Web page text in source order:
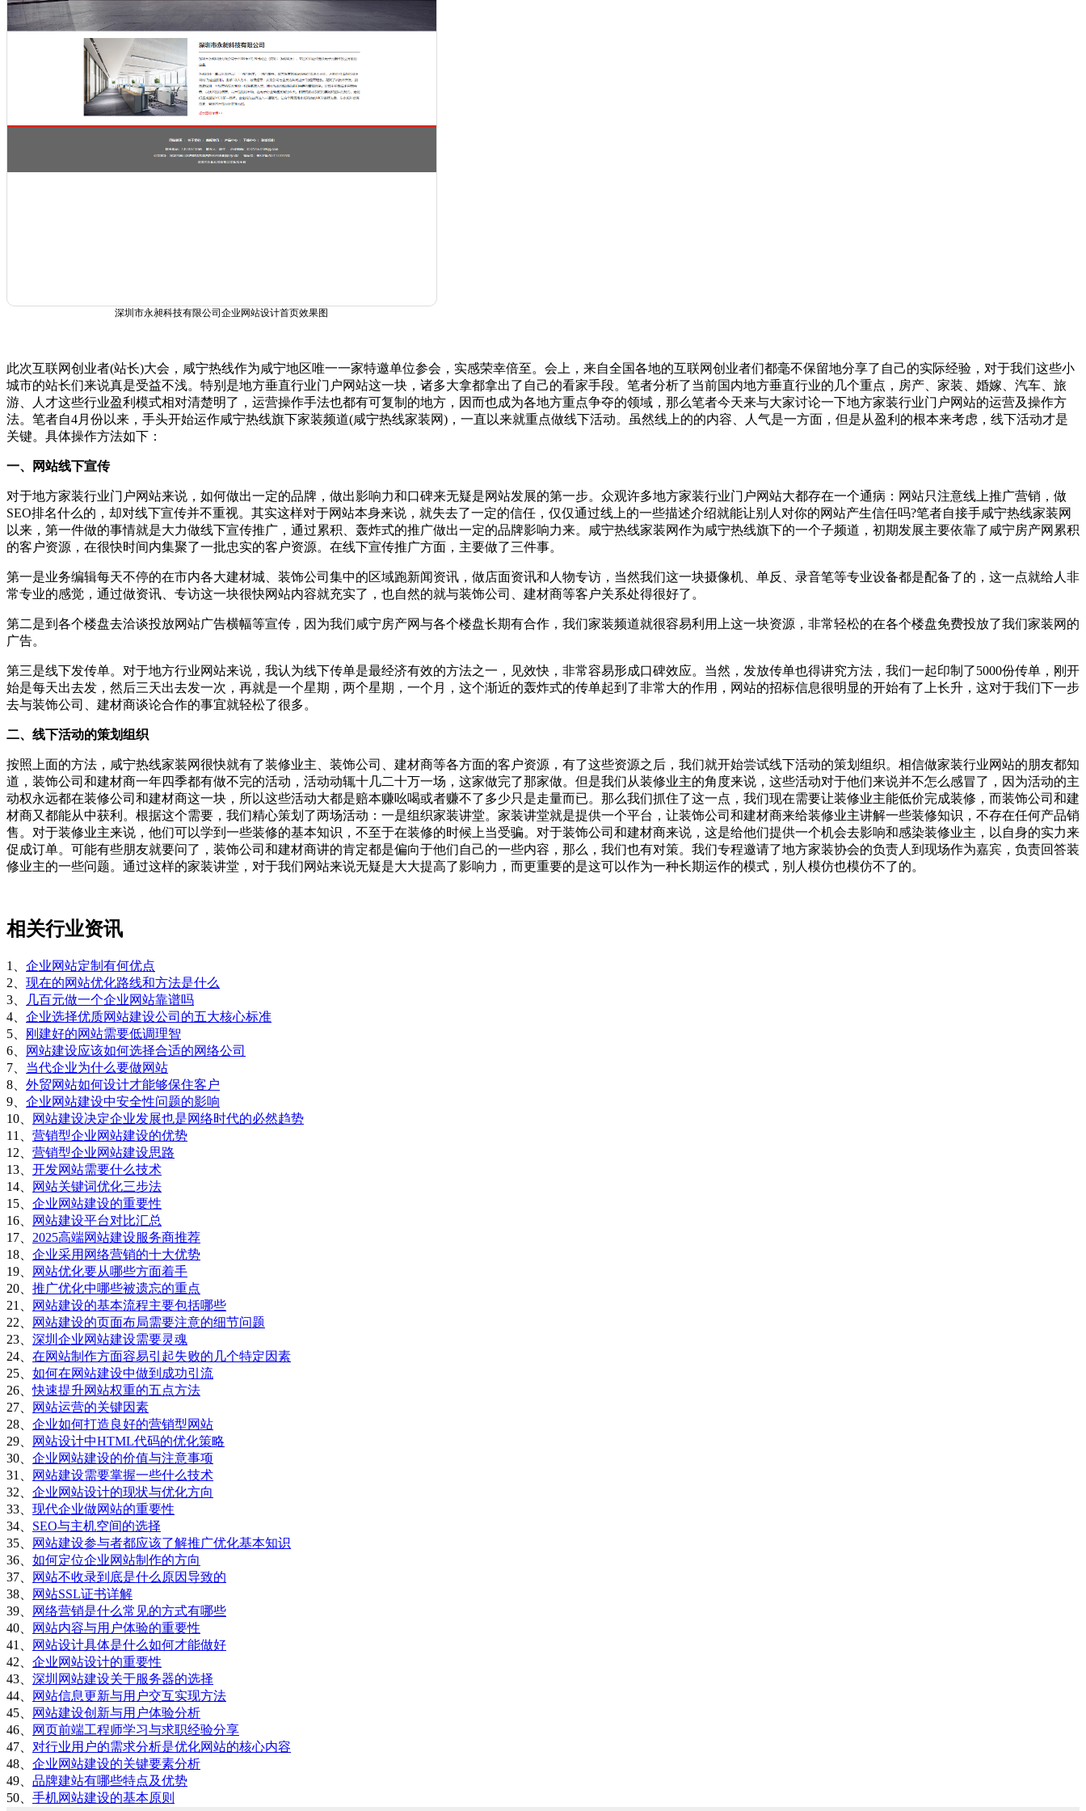
深圳市永昶科技有限公司企业网站设计首页效果图
此次互联网创业者(站长)大会，咸宁热线作为咸宁地区唯一一家特邀单位参会，实感荣幸倍至。会上，来自全国各地的互联网创业者们都毫不保留地分享了自己的实际经验，对于我们这些小
城市的站长们来说真是受益不浅。特别是地方垂直行业门户网站这一块，诸多大拿都拿出了自己的看家手段。笔者分析了当前国内地方垂直行业的几个重点，房产、家装、婚嫁、汽车、旅
游、人才这些行业盈利模式相对清楚明了，运营操作手法也都有可复制的地方，因而也成为各地方重点争夺的领域，那么笔者今天来与大家讨论一下地方家装行业门户网站的运营及操作方
法。 笔者自4月份以来，手头开始运作咸宁热线旗下家装频道(咸宁热线家装网)，一直以来就重点做线下活动。虽然线上的的内容、人气是一方面，但是从盈利的根本来考虑，线下活动才是
关键。具体操作方法如下：
一、网站线下宣传
对于地方家装行业门户网站来说，如何做出一定的品牌，做出影响力和口碑来无疑是网站发展的第一步。众观许多地方家装行业门户网站大都存在一个通病：网站只注意线上推广营销，做
SEO排名什么的，却对线下宣传并不重视。其实这样对于网站本身来说，就失去了一定的信任，仅仅通过线上的一些描述介绍就能让别人对你的网站产生信任吗?笔者自接手咸宁热线家装网
以来，第一件做的事情就是大力做线下宣传推广，通过累积、轰炸式的推广做出一定的品牌影响力来。咸宁热线家装网作为咸宁热线旗下的一个子频道，初期发展主要依靠了咸宁房产网累积
的客户资源，在很快时间内集聚了一批忠实的客户资源。 在线下宣传推广方面，主要做了三件事。
第一是业务编辑每天不停的在市内各大建材城、装饰公司集中的区域跑新闻资讯，做店面资讯和人物专访，当然我们这一块摄像机、单反、录音笔等专业设备都是配备了的，这一点就给人非
常专业的感觉，通过做资讯、专访这一块很快网站内容就充实了，也自然的就与装饰公司、建材商等客户关系处得很好了。
第二是到各个楼盘去洽谈投放网站广告横幅等宣传，因为我们咸宁房产网与各个楼盘长期有合作，我们家装频道就很容易利用上这一块资源，非常轻松的在各个楼盘免费投放了我们家装网的
广告。
第三是线下发传单。对于地方行业网站来说，我认为线下传单是最经济有效的方法之一，见效快，非常容易形成口碑效应。当然，发放传单也得讲究方法，我们一起印制了5000份传单，刚开
始是每天出去发，然后三天出去发一次，再就是一个星期，两个星期，一个月，这个渐近的轰炸式的传单起到了非常大的作用，网站的招标信息很明显的开始有了上长升，这对于我们下一步
去与装饰公司、建材商谈论合作的事宜就轻松了很多。
二、线下活动的策划组织
按照上面的方法，咸宁热线家装网很快就有了装修业主、装饰公司、建材商等各方面的客户资源，有了这些资源之后，我们就开始尝试线下活动的策划组织。相信做家装行业网站的朋友都知
道，装饰公司和建材商一年四季都有做不完的活动，活动动辄十几二十万一场，这家做完了那家做。但是我们从装修业主的角度来说，这些活动对于他们来说并不怎么感冒了，因为活动的主
动权永远都在装修公司和建材商这一块，所以这些活动大都是赔本赚吆喝或者赚不了多少只是走量而已。那么我们抓住了这一点，我们现在需要让装修业主能低价完成装修，而装饰公司和建
材商又都能从中获利。根据这个需要，我们精心策划了两场活动： 一是组织家装讲堂。家装讲堂就是提供一个平台，让装饰公司和建材商来给装修业主讲解一些装修知识，不存在任何产品销
售。对于装修业主来说，他们可以学到一些装修的基本知识，不至于在装修的时候上当受骗。对于装饰公司和建材商来说，这是给他们提供一个机会去影响和感染装修业主，以自身的实力来
促成订单。可能有些朋友就要问了，装饰公司和建材商讲的肯定都是偏向于他们自己的一些内容，那么，我们也有对策。我们专程邀请了地方家装协会的负责人到现场作为嘉宾，负责回答装
修业主的一些问题。通过这样的家装讲堂，对于我们网站来说无疑是大大提高了影响力，而更重要的是这可以作为一种长期运作的模式，别人模仿也模仿不了的。
相关行业资讯
1、 企业网站定制有何优点
2、 现在的网站优化路线和方法是什么
3、
几百元做一个企业网站靠谱吗
4、 企业选择优质网站建设公司的五大核心标准
5、
刚建好的网站需要低调理智
6、
网站建设应该如何选择合适的网络公司
7、 当代企业为什么要做网站
8、 外贸网站如何设计才能够保住客户
9、 企业网站建设中安全性问题的影响
10、
网站建设决定企业发展也是网络时代的必然趋势
11、 营销型企业网站建设的优势
12、 营销型企业网站建设思路
13、 开发网站需要什么技术
14、
网站关键词优化三步法
15、 企业网站建设的重要性
16、
网站建设平台对比汇总
17、 2025高端网站建设服务商推荐
18、 企业采用网络营销的十大优势
19、
网站优化要从哪些方面着手
20、 推广优化中哪些被遗忘的重点
21、
网站建设的基本流程主要包括哪些
22、
网站建设的页面布局需要注意的细节问题
23、 深圳企业网站建设需要灵魂
24、 在网站制作方面容易引起失败的几个特定因素
25、 如何在网站建设中做到成功引流
26、快速提升网站权重的五点方法
27、
网站运营的关键因素
28、 企业如何打造良好的营销型网站
29、
网站设计中HTML代码的优化策略
30、 企业网站建设的价值与注意事项
31、
网站建设需要掌握一些什么技术
32、 企业网站设计的现状与优化方向
33、 现代企业做网站的重要性
34、 SEO与主机空间的选择
35、
网站建设参与者都应该了解推广优化基本知识
36、 如何定位企业网站制作的方向
37、
网站不收录到底是什么原因导致的
38、
网站SSL证书详解
39、
网络营销是什么常见的方式有哪些
40、
网站内容与用户体验的重要性
41、
网站设计具体是什么如何才能做好
42、 企业网站设计的重要性
43、 深圳网站建设关于服务器的选择
44、
网站信息更新与用户交互实现方法
45、
网站建设创新与用户体验分析
46、
网页前端工程师学习与求职经验分享
47、 对行业用户的需求分析是优化网站的核心内容
48、 企业网站建设的关键要素分析
49、 品牌建站有哪些特点及优势
50、 手机网站建设的基本原则